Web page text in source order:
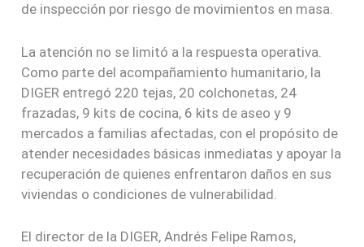
de inspección por riesgo de movimientos en masa.
La atención no se limitó a la respuesta operativa.
Como parte del acompañamiento humanitario, la
DIGER entregó 220 tejas, 20 colchonetas, 24
frazadas, 9 kits de cocina, 6 kits de aseo y 9
mercados a familias afectadas, con el propósito de
atender necesidades básicas inmediatas y apoyar la
recuperación de quienes enfrentaron daños en sus
viviendas o condiciones de vulnerabilidad.
El director de la DIGER, Andrés Felipe Ramos,